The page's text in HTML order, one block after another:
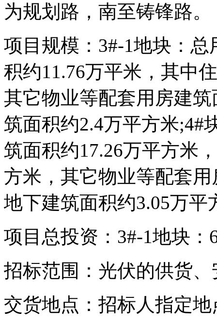
为规划路，南至铸锋路。
项目规模：3#-1地块：
积约11.76万平米，其中
其它物业等配套用房建
筑面积约2.4万平方米;4#
筑面积约17.26万平方米
方米，其它物业等配套
地下建筑面积约3.05万平
项目总投资：3#-1地块：
招标范围：光伏的供货
交货地点：招标人指定地